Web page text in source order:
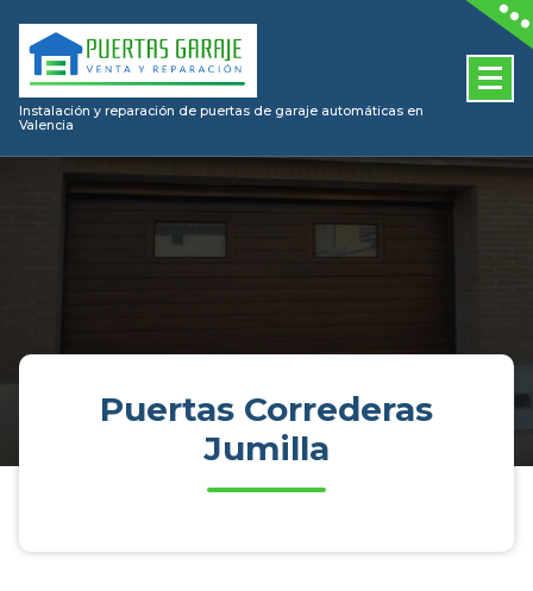
content
Instalación y reparación de puertas de garaje automáticas en
Valencia
Puertas Correderas
Jumilla